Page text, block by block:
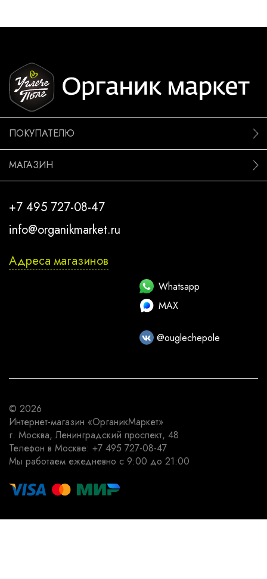
ПОКУПАТЕЛЮ
МАГАЗИН
+7 495 727-08-47
info@organikmarket.ru
Адреса магазинов
Whatsapp
MAX
@ouglechepole
© 2026
Интернет-магазин «ОрганикМаркет»
г. Москва, Ленинградский проспект, 48
Телефон в Москве: +7 495 727-08-47
Мы работаем ежедневно с 9:00 до 21:00